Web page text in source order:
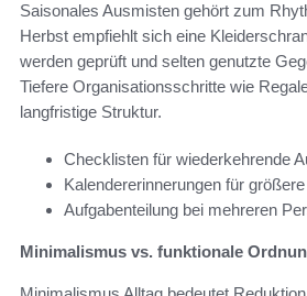
Saisonales Ausmisten gehört zum
Herbst empfiehlt sich eine
werden geprüft und selten genutzte
Tiefere Organisationsschritte wie
langfristige Struktur.
Checklisten für wiederkehrende
Kalendererinnerungen für
Aufgabenteilung bei mehreren
Minimalismus vs. funktionale